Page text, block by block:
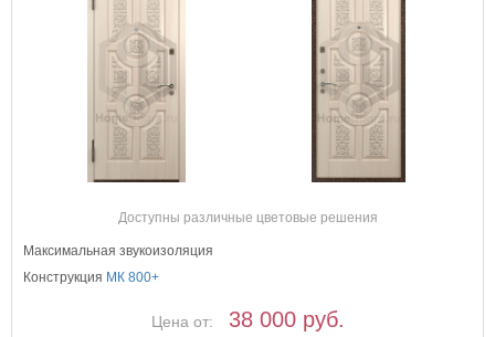
Доступны различные цветовые решения
Максимальная звукоизоляция
Конструкция МК 800+
Цена от: 38 000 руб.